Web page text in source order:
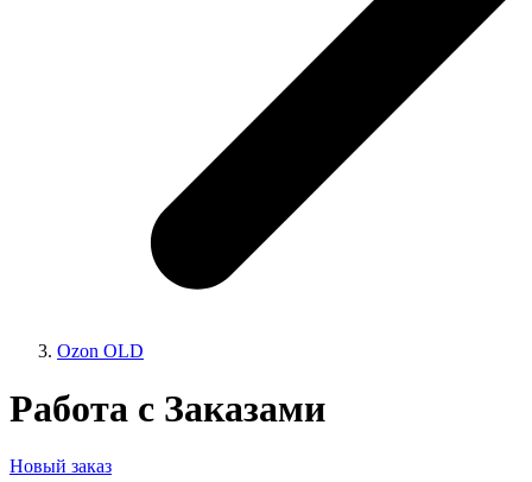
Ozon OLD
Работа с Заказами
Новый заказ